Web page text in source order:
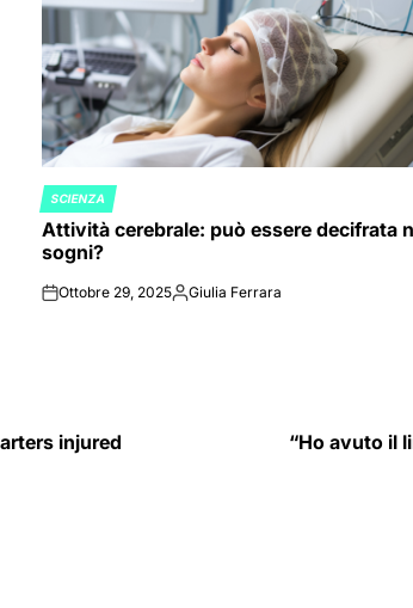
POSTED
IN
SCIENZA
Attività cerebrale: può essere decifrata
sogni?
onOttobre 29, 2025Posted
Giulia Ferrara
injured
“Ho avuto il